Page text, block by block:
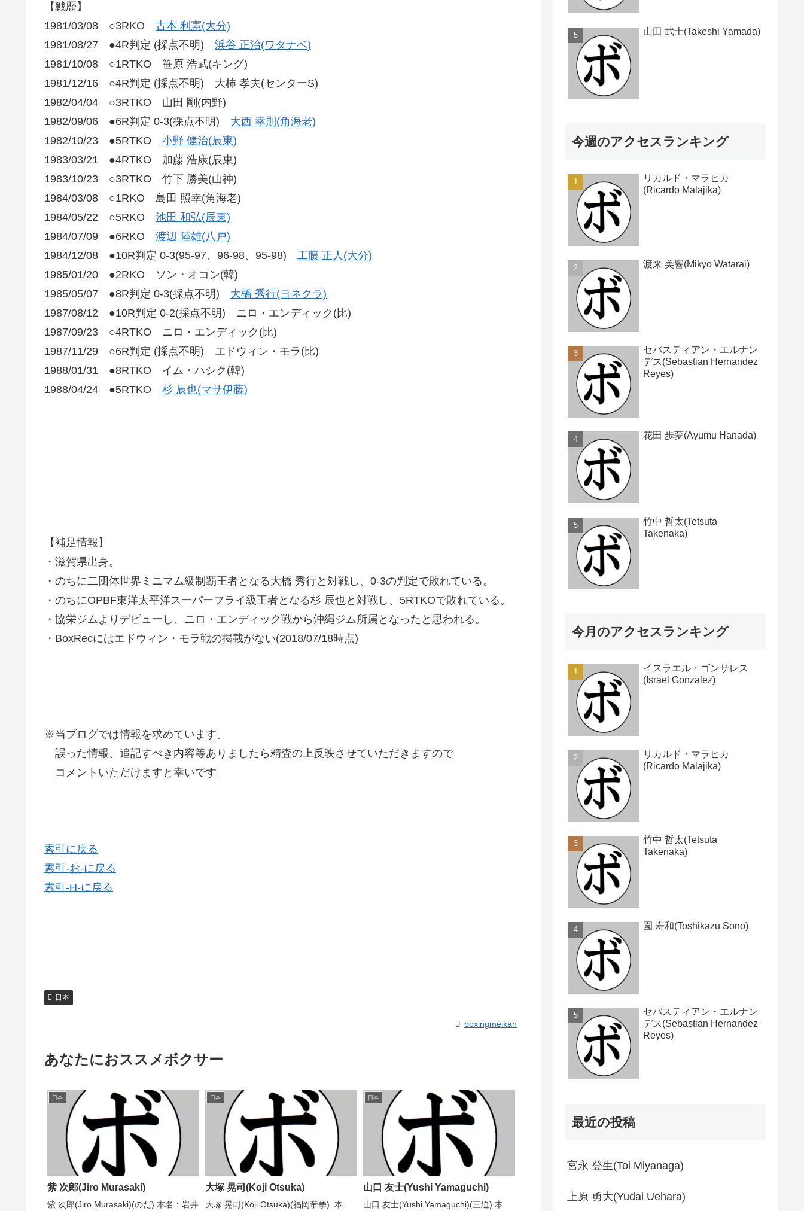
【戦歴】
1981/03/08 ○3RKO 古本 利憲(大分)
1981/08/27 ●4R判定 (採点不明) 浜谷 正治(ワタナベ)
1981/10/08 ○1RTKO 笹原 浩武(キング)
1981/12/16 ○4R判定 (採点不明) 大柿 孝夫(センターS)
1982/04/04 ○3RTKO 山田 剛(内野)
1982/09/06 ●6R判定 0-3(採点不明) 大西 幸則(角海老)
1982/10/23 ●5RTKO 小野 健治(辰東)
1983/03/21 ●4RTKO 加藤 浩康(辰東)
1983/10/23 ○3RTKO 竹下 勝美(山神)
1984/03/08 ○1RKO 島田 照幸(角海老)
1984/05/22 ○5RKO 池田 和弘(辰東)
1984/07/09 ●6RKO 渡辺 陸雄(八戸)
1984/12/08 ●10R判定 0-3(95-97、96-98、95-98) 工藤 正人(大分)
1985/01/20 ●2RKO ソン・オコン(韓)
1985/05/07 ●8R判定 0-3(採点不明) 大橋 秀行(ヨネクラ)
1987/08/12 ●10R判定 0-2(採点不明) ニロ・エンディック(比)
1987/09/23 ○4RTKO ニロ・エンディック(比)
1987/11/29 ○6R判定 (採点不明) エドウィン・モラ(比)
1988/01/31 ●8RTKO イム・ハシク(韓)
1988/04/24 ●5RTKO 杉 辰也(マサ伊藤)
【補足情報】
・滋賀県出身。
・のちに二団体世界ミニマム級制覇王者となる大橋 秀行と対戦し、0-3の判定で敗れている。
・のちにOPBF東洋太平洋スーパーフライ級王者となる杉 辰也と対戦し、5RTKOで敗れている。
・協栄ジムよりデビューし、ニロ・エンディック戦から沖縄ジム所属となったと思われる。
・BoxRecにはエドウィン・モラ戦の掲載がない(2018/07/18時点)
※当ブログでは情報を求めています。
誤った情報、追記すべき内容等ありましたら精査の上反映させていただきますので
コメントいただけますと幸いです。
索引に戻る
索引-お-に戻る
索引-H-に戻る
日本
boxingmeikan
あなたにおススメボクサー
日本
紫 次郎(Jiro Murasaki)
紫 次郎(Jiro Murasaki)(のだ) 本名：岩井
日本
大塚 晃司(Koji Otsuka)
大塚 晃司(Koji Otsuka)(福岡帝拳) 本
日本
山口 友士(Yushi Yamaguchi)
山口 友士(Yushi Yamaguchi)(三迫) 本
山田 武士(Takeshi Yamada)
今週のアクセスランキング
リカルド・マラヒカ
(Ricardo Malajika)
渡来 美響(Mikyo Watarai)
セバスティアン・エルナン
デス(Sebastian Hernandez
Reyes)
花田 歩夢(Ayumu Hanada)
竹中 哲太(Tetsuta
Takenaka)
今月のアクセスランキング
イスラエル・ゴンサレス
(Israel Gonzalez)
リカルド・マラヒカ
(Ricardo Malajika)
竹中 哲太(Tetsuta
Takenaka)
園 寿和(Toshikazu Sono)
セバスティアン・エルナン
デス(Sebastian Hernandez
Reyes)
最近の投稿
宮永 登生(Toi Miyanaga)
上原 勇大(Yudai Uehara)